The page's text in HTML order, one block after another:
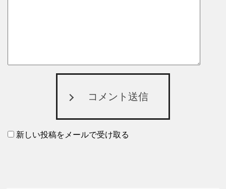
コメント送信
新しい投稿をメールで受け取る